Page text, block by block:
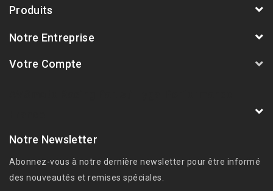
Produits
Notre Entreprise
Votre Compte
Notre Newsletter
Abonnez-vous à notre dernière newsletter pour être informé
des nouveautés et remises spéciales.